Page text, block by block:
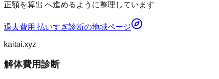
正額を算出 へ進めるように整理しています
退去費用 払いすぎ診断の地域ページ
kaitai.xyz
解体費用診断